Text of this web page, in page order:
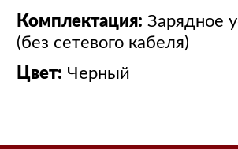
Комплектация: Зарядное
(без сетевого кабеля)
Цвет: Черный